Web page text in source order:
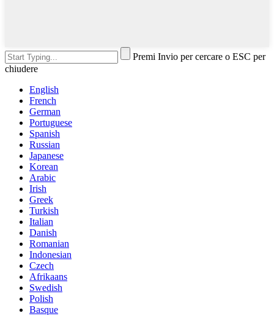
Premi Invio per cercare o ESC per
chiudere
English
French
German
Portuguese
Spanish
Russian
Japanese
Korean
Arabic
Irish
Greek
Turkish
Italian
Danish
Romanian
Indonesian
Czech
Afrikaans
Swedish
Polish
Basque